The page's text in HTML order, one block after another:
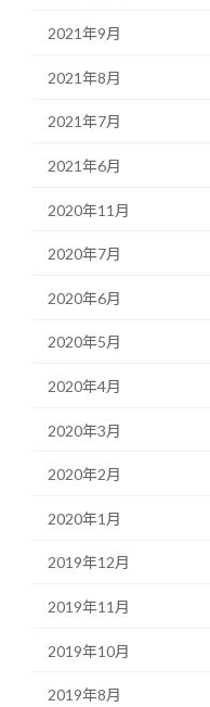
2021年9月
2021年8月
2021年7月
2021年6月
2020年11月
2020年7月
2020年6月
2020年5月
2020年4月
2020年3月
2020年2月
2020年1月
2019年12月
2019年11月
2019年10月
2019年8月